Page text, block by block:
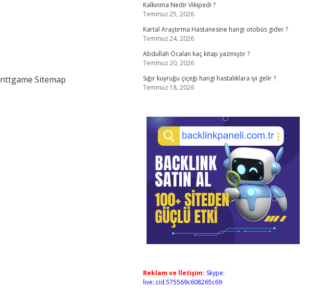
nttgame Sitemap
Kalkınma Nedir Vikipedi ?
Temmuz 25, 2026
Kartal Araştırma Hastanesine hangi otobüs gider ?
Temmuz 24, 2026
Abdullah Öcalan kaç kitap yazmıştır ?
Temmuz 20, 2026
Sığır kuyruğu çiçeği hangi hastalıklara iyi gelir ?
Temmuz 18, 2026
Reklam ve İletişim: Skype:
live:.cid.575569c608265c69